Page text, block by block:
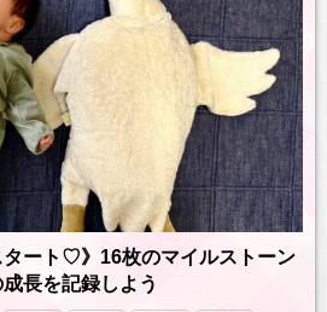
タート♡》16枚のマイルストーン
長を記録しよう